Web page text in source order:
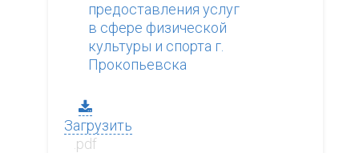
предоставления услуг
в сфере физической
культуры и спорта г.
Прокопьевска
Загрузить
.pdf